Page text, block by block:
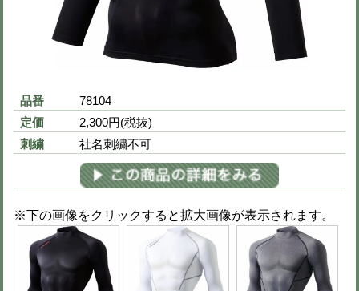
142ブラックカモフ
ラ
151杢ブルー
商品購入 -色・サイズ・数量を選び、カートに